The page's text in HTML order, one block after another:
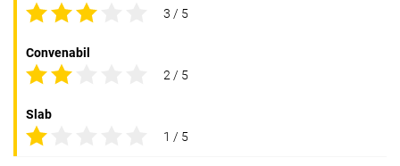
3 / 5
Convenabil
2 / 5
Slab
1 / 5